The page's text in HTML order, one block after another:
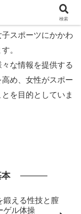
] は、女子
スポーツにかかわ
。
な情報を提供する
め、女性がスポー
を目的としていま
鍛える性技と膣
ゲル体操
検索